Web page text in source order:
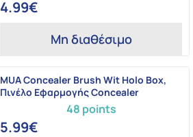
4.99€
Μη διαθέσιμο
48 points
MUA Concealer Brush Wit Holo Box,
Πινέλο Εφαρμογής Concealer
5.99€